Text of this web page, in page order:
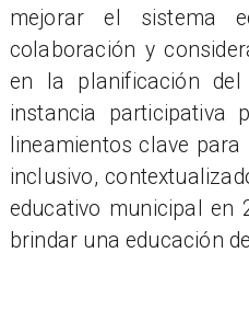
mejorar el sistema
colaboración y
en la planificación del
instancia participativa
lineamientos clave
inclusivo,
educativo municipal en
brindar una educación